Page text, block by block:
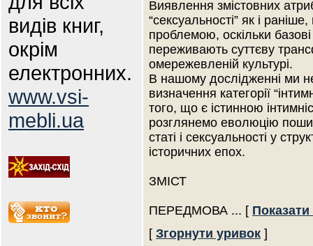
видів книг,
окрім
електронних.
www.vsi-
mebli.ua
Виявлення змістовних
“сексуальності” як і
проблемою, оскільки
переживають суттєву
омережевленій культурі.
В нашому дослідженні ми
визначення категорії
того, що є істинною
розглянемо еволюцію
статі і сексуальності у
історичних епох.
ЗМІСТ
ПЕРЕДМОВА ... [
[ Згорнути уривок ]